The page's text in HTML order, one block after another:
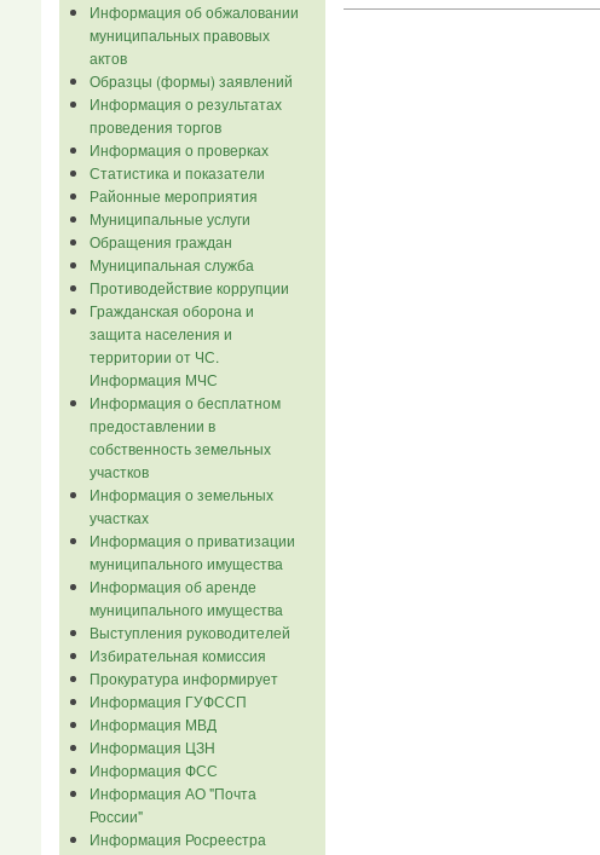
Информация об обжаловании
муниципальных правовых
актов
Образцы (формы) заявлений
Информация о результатах
проведения торгов
Информация о проверках
Статистика и показатели
Районные мероприятия
Муниципальные услуги
Обращения граждан
Муниципальная служба
Противодействие коррупции
Гражданская оборона и
защита населения и
территории от ЧС.
Информация МЧС
Информация о бесплатном
предоставлении в
собственность земельных
участков
Информация о земельных
участках
Информация о приватизации
муниципального имущества
Информация об аренде
муниципального имущества
Выступления руководителей
Избирательная комиссия
Прокуратура информирует
Информация ГУФССП
Информация МВД
Информация ЦЗН
Информация ФСС
Информация АО "Почта
России"
Информация Росреестра